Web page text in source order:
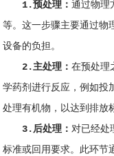
1.预处理：通过物理
等。这一步骤主要通过物
设备的负担。
2.主处理：在预处理
学药剂进行反应，例如投
处理有机物，以达到排放
3.后处理：对已经处
标准或回用要求。此环节